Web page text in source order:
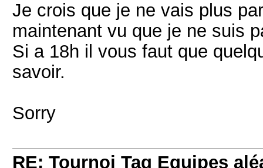
Je crois que je ne vais plus
maintenant vu que je ne suis
Si a 18h il vous faut que
savoir.
Sorry
RE: Tournoi Tag Equipes